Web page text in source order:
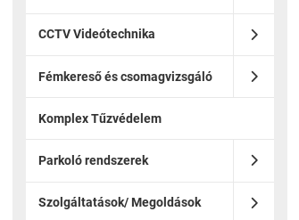
CCTV Videótechnika
Fémkereső és csomagvizsgáló
Komplex Tűzvédelem
Parkoló rendszerek
Szolgáltatások/ Megoldások